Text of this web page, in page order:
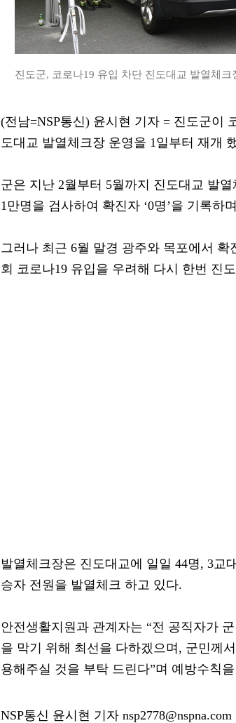
진도군, 코로나19 유입 차단 진도대교 발열체
(전남=NSP통신) 윤시현 기자 = 진도군이
도대교 발열체크장 운영을 1일부터 재개
군은 지난 2월부터 5월까지 진도대교 발
1만명을 검사하여 확진자 ‘0명’을 기록하
그러나 최근 6월 말경 광주와 목포에서
회 코로나19 유입을 우려해 다시 한번 진
발열체크장은 진도대교에 일일 44명, 3교
승자 전원을 발열체크 하고 있다.
안전생활지원과 관계자는 “전 공직자가
을 막기 위해 최선을 다하겠으며, 군민께
용해주실 것을 부탁 드린다”며 예방수칙
NSP통신 윤시현 기자 nsp2778@nspna.com